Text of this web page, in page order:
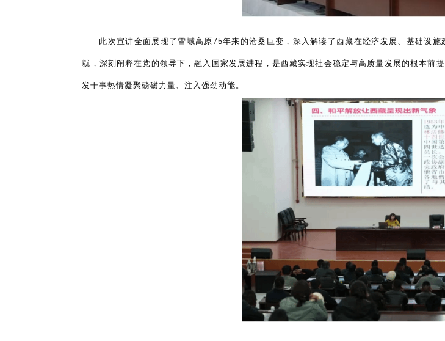
此次宣讲全面展现了雪域高原75年来的沧桑巨变，深入解读了西藏在经济发展、基础设
就，深刻阐释在党的领导下，融入国家发展进程，是西藏实现社会稳定与高质量发展的根本前
发干事热情凝聚磅礴力量、注入强劲动能。